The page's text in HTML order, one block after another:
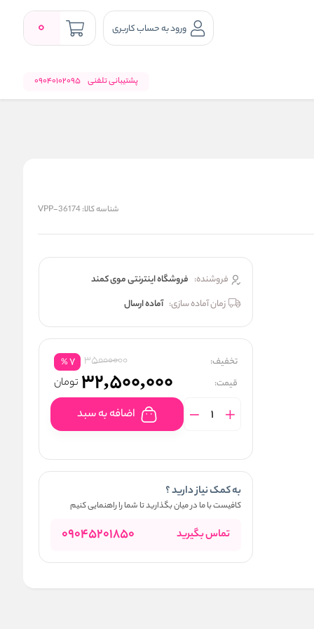
ورود به حساب کاربری 0
پشتیبانی تلفنی 09040102095
شناسه کالا:VPP-36174
فروشنده: فروشگاه اینترنتی موی کمند
زمان آماده سازی: آماده ارسال
تخفیف: 35000000
7
%
قیمت: 32,500,000 تومان
اضافه به سبد
به کمک نیاز دارید ؟
کافیست با ما در میان بگذارید تا شما را راهنمایی کنیم
تماس بگیرید 09045201850